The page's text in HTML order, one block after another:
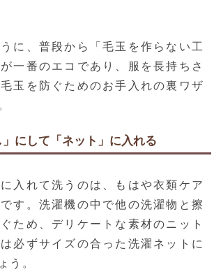
に、普段から「毛玉を作らない工
一番のエコであり、服を長持ちさ
玉を防ぐためのお手入れの裏ワザ
にして「ネット」に入れる
入れて洗うのは、もはや衣類ケア
す。洗濯機の中で他の洗濯物と擦
ため、デリケートな素材のニット
必ずサイズの合った洗濯ネットに
う。